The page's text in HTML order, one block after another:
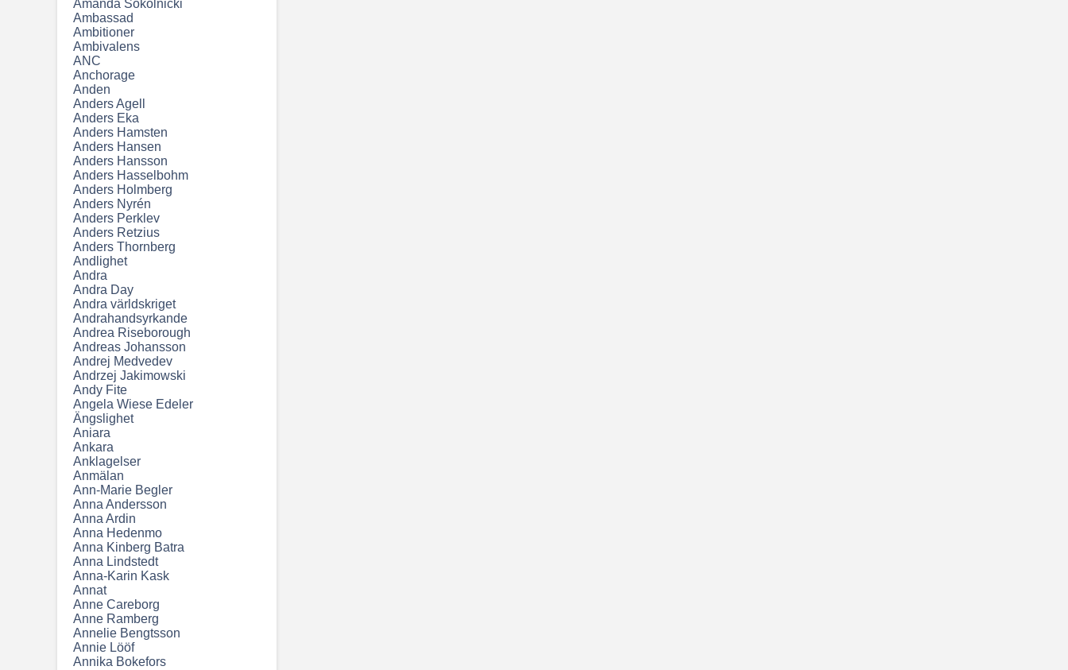
Amanda Sokolnicki
Ambassad
Ambitioner
Ambivalens
ANC
Anchorage
Anden
Anders Agell
Anders Eka
Anders Hamsten
Anders Hansen
Anders Hansson
Anders Hasselbohm
Anders Holmberg
Anders Nyrén
Anders Perklev
Anders Retzius
Anders Thornberg
Andlighet
Andra
Andra Day
Andra världskriget
Andrahandsyrkande
Andrea Riseborough
Andreas Johansson
Andrej Medvedev
Andrzej Jakimowski
Andy Fite
Angela Wiese Edeler
Ängslighet
Aniara
Ankara
Anklagelser
Anmälan
Ann-Marie Begler
Anna Andersson
Anna Ardin
Anna Hedenmo
Anna Kinberg Batra
Anna Lindstedt
Anna-Karin Kask
Annat
Anne Careborg
Anne Ramberg
Annelie Bengtsson
Annie Lööf
Annika Bokefors